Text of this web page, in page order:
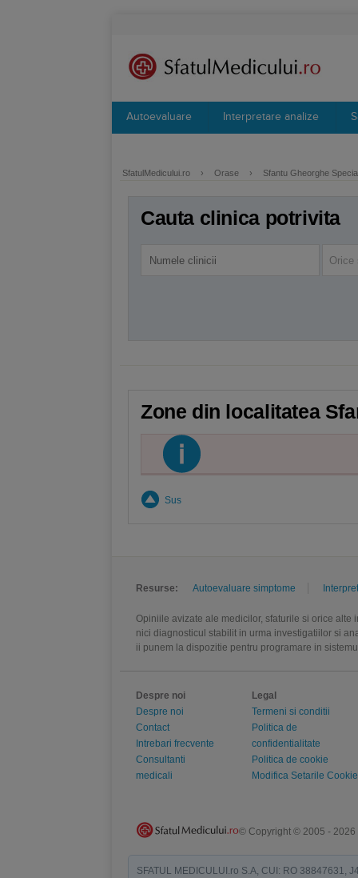
Autoevaluare Interpretare analize
SfatulMedicului.ro › Orase › Sfantu Gheorghe
Cauta clinica potrivita
Orice
Zone din localitatea
Sus
Resurse: Autoevaluare simptome
Opiniile avizate ale medicilor, sfaturile si orice
nici diagnosticul stabilit in urma investigatiilor si
ii punem la dispozitie pentru programare in
Despre noi
Despre noi
Contact
Intrebari frecvente
Consultanti
medicali
Legal
Termeni si conditii
Politica de
confidentialitate
Politica de cookie
Modifica Setarile Cookie
© Copyright © 2005 - 2026
SFATUL MEDICULUI.ro S.A, CUI: RO 38847631,